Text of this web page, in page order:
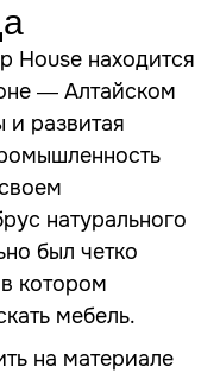
House находится
— Алтайском
и развитая
натурального
был четко
котором
мебель.
на материале